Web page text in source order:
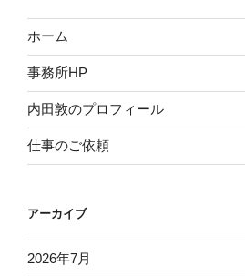
ホーム
事務所HP
内田敦のプロフィール
仕事のご依頼
アーカイブ
2026年7月